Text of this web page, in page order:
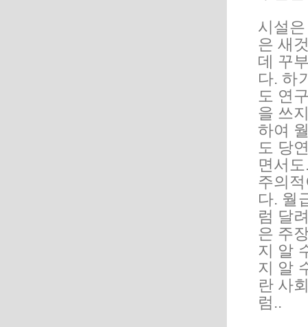
시설
은 새
데 꾸
다. 하
도 연
을 쓰
하여
도 당
면서
주의
다. 월
럼 달
은 주
지 알
지 알
란 사
럼